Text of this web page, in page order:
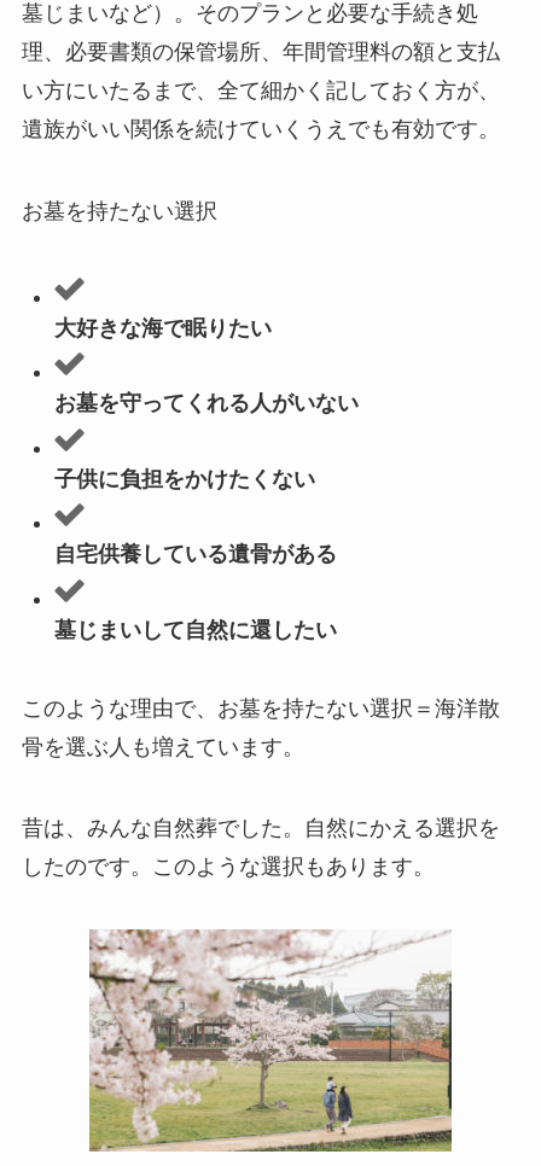
墓じまいなど）。そのプランと必要な手続き処
理、必要書類の保管場所、年間管理料の額と支払
い方にいたるまで、全て細かく記しておく方が、
遺族がいい関係を続けていくうえでも有効です。
お墓を持たない選択
大好きな海で眠りたい
お墓を守ってくれる人がいない
子供に負担をかけたくない
自宅供養している遺骨がある
墓じまいして自然に還したい
このような理由で、お墓を持たない選択＝海洋散
骨を選ぶ人も増えています。
昔は、みんな自然葬でした。自然にかえる選択を
したのです。このような選択もあります。